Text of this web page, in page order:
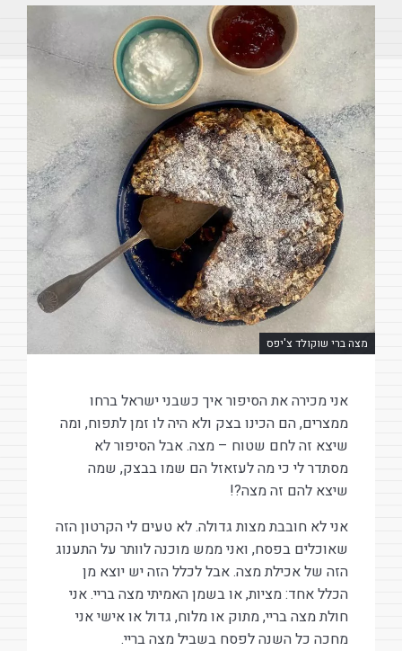
מצה ברי שוקולד צ'יפס
אני מכירה את הסיפור איך כשבני ישראל ברחו
ממצרים, הם הכינו בצק ולא היה לו זמן לתפוח, ומה
שיצא זה לחם שטוח – מצה. אבל הסיפור לא
מסתדר לי כי מה לעזאזל הם שמו בבצק, שמה
שיצא להם זה מצה?!
אני לא חובבת מצות גדולה. לא טעים לי הקרטון הזה
שאוכלים בפסח, ואני ממש מוכנה לוותר על התענוג
הזה של אכילת מצה. אבל לכלל הזה יש יוצא מן
הכלל אחד: מציות, או בשמן האמיתי מצה בריי. אני
חולת מצה בריי, מתוק או מלוח, גדול או אישי אני
מחכה כל השנה לפסח בשביל מצה בריי.